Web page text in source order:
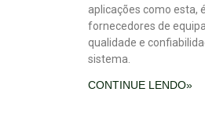
aplicações como esta,
fornecedores de
qualidade e
sistema.
CONTINUE LENDO»